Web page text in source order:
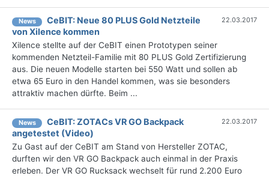
News
CeBIT: Neue 80 PLUS Gold Netzteile
von Xilence kommen
22.03.2017
Xilence stellte auf der CeBIT einen Prototypen seiner
kommenden Netzteil-Familie mit 80 PLUS Gold Zertifizierung
aus. Die neuen Modelle starten bei 550 Watt und sollen ab
etwa 65 Euro in den Handel kommen, was sie besonders
attraktiv machen dürfte. Beim ...
News
CeBIT: ZOTACs VR GO Backpack
angetestet (Video)
22.03.2017
Zu Gast auf der CeBIT am Stand von Hersteller ZOTAC,
durften wir den VR GO Backpack auch einmal in der Praxis
erleben. Der VR GO Rucksack wechselt für rund 2.200 Euro